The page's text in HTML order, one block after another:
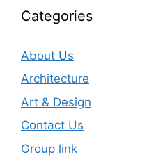
Categories
About Us
Architecture
Art & Design
Contact Us
Group link